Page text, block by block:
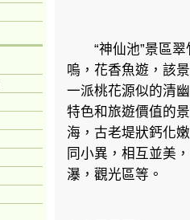
“神仙池”景區翠
嗚，花香魚遊，該
一派桃花源似的清
特色和旅遊價值的
海，古老堤狀鈣化
同小異，相互並美
瀑，觀光區等。